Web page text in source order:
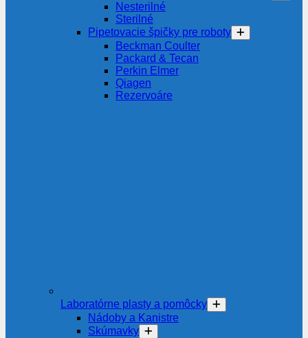
Nesterilné
Sterilné
Pipetovacie špičky pre roboty
Beckman Coulter
Packard & Tecan
Perkin Elmer
Qiagen
Rezervoáre
Laboratórne plasty a pomôcky
Nádoby a Kanistre
Skúmavky